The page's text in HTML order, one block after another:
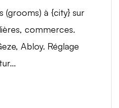
à {city} sur
commerces.
Abloy. Réglage